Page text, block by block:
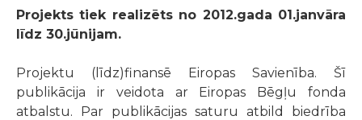
Projekts tiek realizēts no 2012.gada 01.janvāra
līdz 30.jūnijam.
Projektu (līdz)finansē Eiropas Savienība. Šī
publikācija ir veidota ar Eiropas Bēgļu fonda
atbalstu. Par publikācijas saturu atbild biedrība